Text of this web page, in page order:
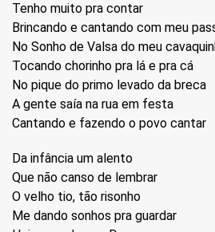
Tenho muito pra contar
Brincando e cantando com meu
No Sonho de Valsa do meu
Tocando chorinho pra lá e pra cá
No pique do primo levado da breca
A gente saía na rua em festa
Cantando e fazendo o povo cantar
Da infância um alento
Que não canso de lembrar
O velho tio, tão risonho
Me dando sonhos pra guardar